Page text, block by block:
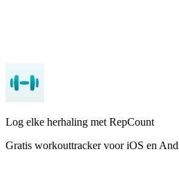
Log elke herhaling met RepCount
Gratis workouttracker voor iOS en